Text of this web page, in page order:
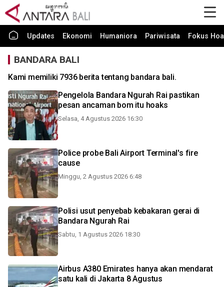
Updates Ekonomi Humaniora Pariwisata Fokus
BANDARA BALI
Kami memiliki 7936 berita tentang bandara bali.
Pengelola Bandara Ngurah Rai pastikan
pesan ancaman bom itu hoaks
Selasa, 4 Agustus 2026 16:30
Police probe Bali Airport Terminal's fire
cause
Minggu, 2 Agustus 2026 6:48
Polisi usut penyebab kebakaran gerai di
Bandara Ngurah Rai
Sabtu, 1 Agustus 2026 18:30
Airbus A380 Emirates hanya akan mendarat
satu kali di Jakarta 8 Agustus